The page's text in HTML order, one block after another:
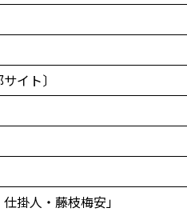
イト〕
人・藤枝梅安」